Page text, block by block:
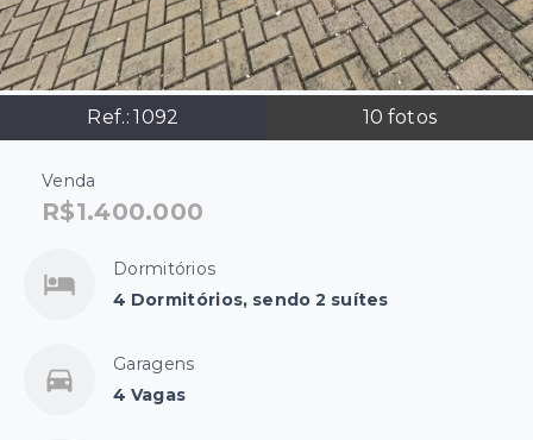
Ref.:1092 10 fotos
Venda
R$1.400.000
Dormitórios
4 Dormitórios, sendo 2 suítes
Garagens
4 Vagas